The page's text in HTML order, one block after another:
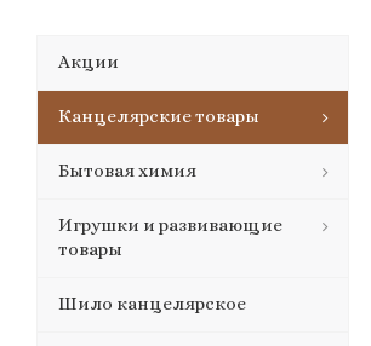
Акции
Канцелярские товары
Бытовая химия
Игрушки и развивающие
товары
Шило канцелярское